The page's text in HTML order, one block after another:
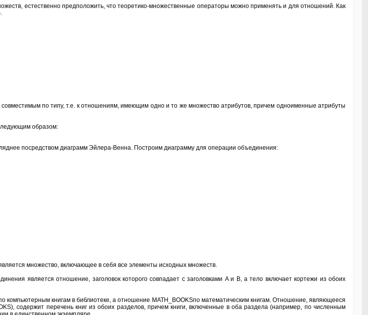
естественно предположить, что теоретико-множественные операторы можно применять и для отношений. Как
по типу, т.е. к отношениям, имеющим одно и то же множество атрибутов, причем одноименные атрибуты
образом:
посредством диаграмм Эйлера-Венна. Построим диаграмму для операции объединения:
множество, включающее в себя все элементы исходных множеств.
является отношение, заголовок которого совпадает с заголовками A и B, а тело включает кортежи из обоих
книгам в библиотеке, а отношение MATH_BOOKSпо математическим книгам. Отношение, являющееся
содержит перечень книг из обоих разделов, причем книги, включенные в оба раздела (например, по численным